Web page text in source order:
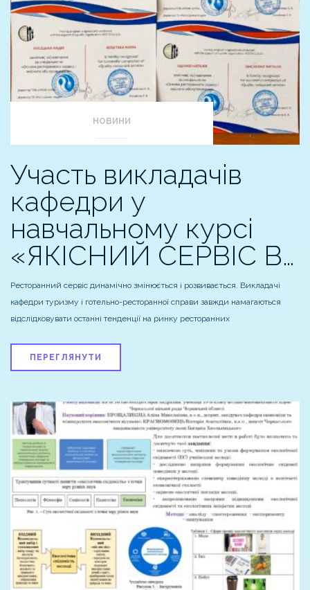
НОВИНИ
Участь викладачів
кафедри у
навчальному курсі
«ЯКІСНИЙ СЕРВІС В…
Ресторанний сервіс динамічно змінюється і розвивається. Викладачі
кафедри туризму і готельно-ресторанної справи завжди намагаються
відслідковувати останні тенденції на ринку ресторанних
ПЕРЕГЛЯНУТИ